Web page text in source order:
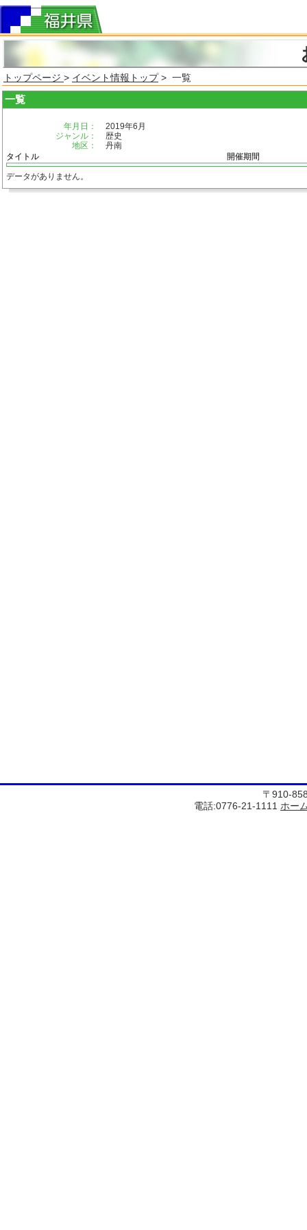
トップページ > イベント情報トップ> 一覧
一覧
年月日：
2019年6月
ジャンル：
歴史
地区：
丹南
タイトル
開催期間
データがありません。
〒910-
電話:0776-21-1111 ホー